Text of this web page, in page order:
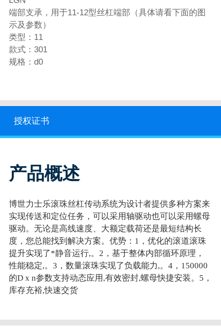
端部支承，用于11-12型丝杠端部（具体请看下面的图
示及参数）
类型：11
款式：301
规格：d0
授权证书
产品概述
博世力士乐滚珠丝杠传动系统为设计者提供多种方案来
实现传送和定位任务，可以采用轴驱动也可以采用螺母
驱动。无论是高线速度、大额定载荷还是最短结构长
度，您总能找到解决方案。优势：1，优化的滚道滚珠
提升实现了*静音运行,。2，基于整体内部循环原理，
性能稳定,。3，数量滚珠实现了负载能力,。4，150000
的D x n参数支持动态应用,有效密封,螺母快捷安装。5，
库存充裕,快速交货